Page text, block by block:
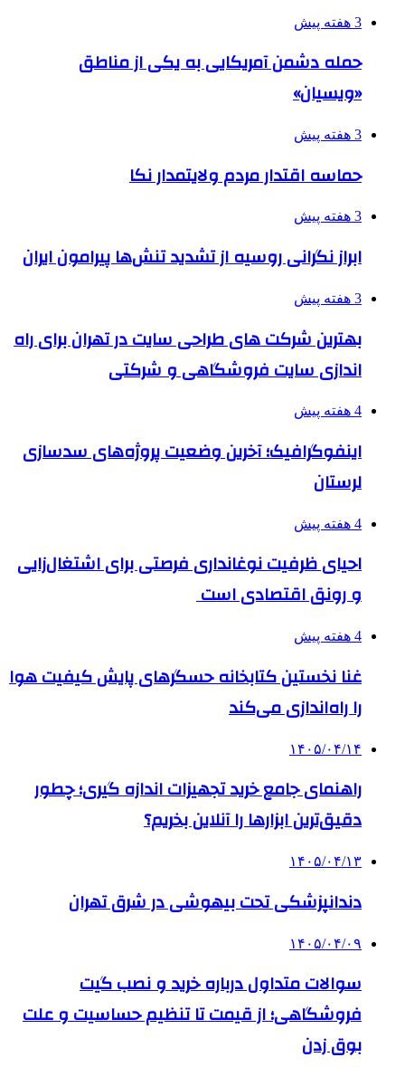
3 هفته پیش
حمله دشمن آمریکایی به یکی از مناطق
«ویسیان»
3 هفته پیش
حماسه اقتدار مردم ولایتمدار نکا
3 هفته پیش
ابراز نگرانی روسیه از تشدید تنش‌ها پیرامون ایران
3 هفته پیش
بهترین شرکت های طراحی سایت در تهران برای راه
اندازی سایت فروشگاهی و شرکتی
4 هفته پیش
اینفوگرافیک؛ آخرین وضعیت پروژه‌های سدسازی
لرستان
4 هفته پیش
احیای ظرفیت نوغانداری فرصتی برای اشتغال‌زایی
و رونق اقتصادی است
4 هفته پیش
غنا نخستین کتابخانه حسگرهای پایش کیفیت هوا
را راه‌اندازی می‌کند
۱۴۰۵/۰۴/۱۴
راهنمای جامع خرید تجهیزات اندازه گیری؛ چطور
دقیق‌ترین ابزارها را آنلاین بخریم؟
۱۴۰۵/۰۴/۱۳
دندانپزشکی تحت بیهوشی در شرق تهران
۱۴۰۵/۰۴/۰۹
سوالات متداول درباره خرید و نصب گیت
فروشگاهی؛ از قیمت تا تنظیم حساسیت و علت
بوق زدن